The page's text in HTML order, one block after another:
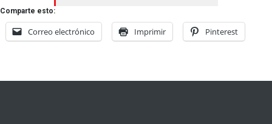
Comparte esto:
Correo electrónico Imprimir Pinterest